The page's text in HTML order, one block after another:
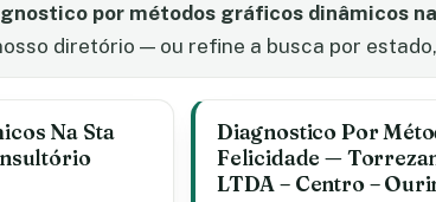
por métodos gráficos dinâmicos
diretório — ou refine a busca por
Na Sta
Diagnostico Por
Felicidade —
LTDA – Centro –